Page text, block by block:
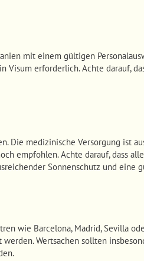
mit einem gültigen
Visum erforderlich. Achte darauf,
Die medizinische Versorgung ist
empfohlen. Achte darauf, dass
Sonnenschutz und eine
wie Barcelona, Madrid, Sevilla
Wertsachen sollten